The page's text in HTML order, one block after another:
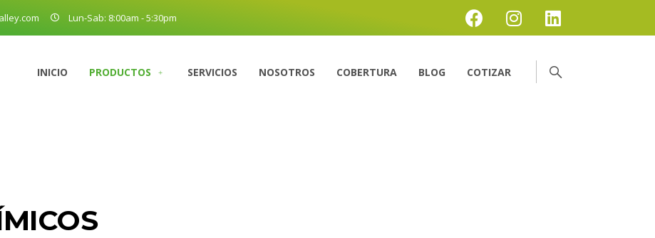
Lun-Sab: 8:00am - 5:30pm
INICIO PRODUCTOS SERVICIOS NOSOTROS COBERTURA BLOG COTIZAR